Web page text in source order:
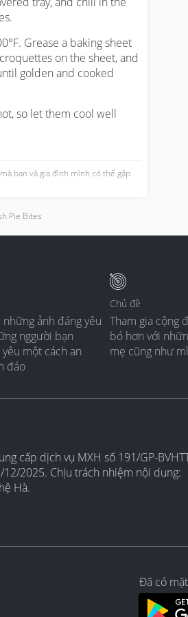
Grease a baking sheet
on the sheet, and
golden and cooked
so let them cool well
bạn và gia đình mình có thể gặp
Pie Bites
những ảnh đáng yêu
nggười bạn
một cách an
đáo
Chủ đề
Tham gia cộng
bó hơn với
mẹ cũng như
cấp dịch vụ MXH số 191/GP-
12/2025. Chịu trách nhiệm nội dung:
Hà.
Đã có